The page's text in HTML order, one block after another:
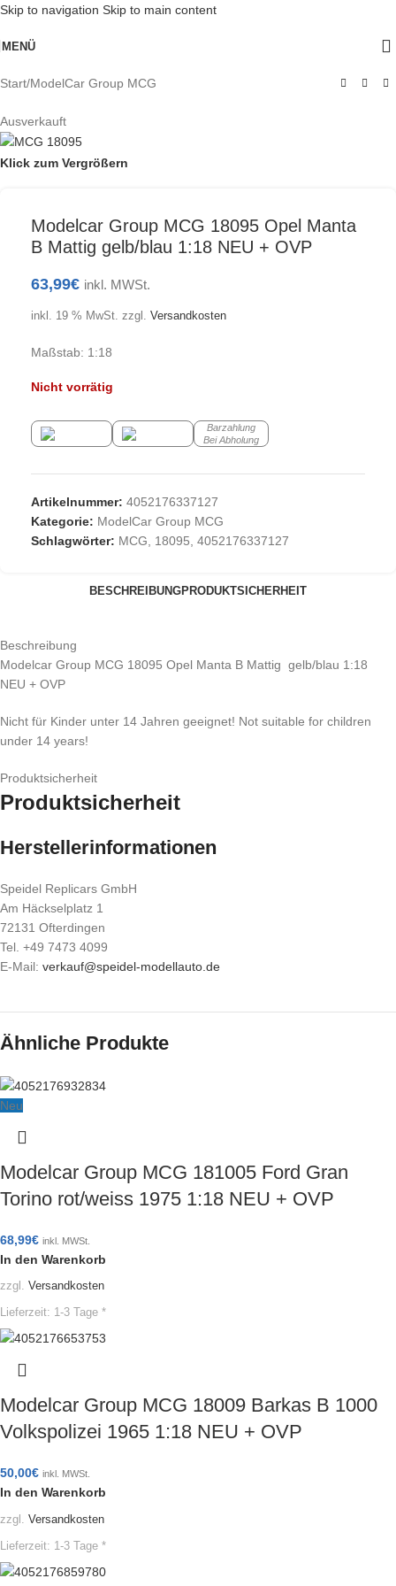
Skip to navigation Skip to main content
MENÜ
Start/ModelCar Group MCG
Ausverkauft
Klick zum Vergrößern
Modelcar Group MCG 18095 Opel Manta
B Mattig gelb/blau 1:18 NEU + OVP
63,99€ inkl. MWSt.
inkl. 19 % MwSt. zzgl. Versandkosten
Maßstab: 1:18
Nicht vorrätig
Barzahlung
Bei Abholung
Artikelnummer: 4052176337127
Kategorie: ModelCar Group MCG
Schlagwörter: MCG, 18095, 4052176337127
BESCHREIBUNGPRODUKTSICHERHEIT
Beschreibung
Modelcar Group MCG 18095 Opel Manta B Mattig gelb/blau 1:18
NEU + OVP
Nicht für Kinder unter 14 Jahren geeignet! Not suitable for children
under 14 years!
Produktsicherheit
Produktsicherheit
Herstellerinformationen
Speidel Replicars GmbH
Am Häckselplatz 1
72131 Ofterdingen
Tel. +49 7473 4099
E-Mail: verkauf@speidel-modellauto.de
Ähnliche Produkte
Neu
Modelcar Group MCG 181005 Ford Gran
Torino rot/weiss 1975 1:18 NEU + OVP
68,99€ inkl. MWSt.
In den Warenkorb
zzgl. Versandkosten
Lieferzeit: 1-3 Tage *
Modelcar Group MCG 18009 Barkas B 1000
Volkspolizei 1965 1:18 NEU + OVP
50,00€ inkl. MWSt.
In den Warenkorb
zzgl. Versandkosten
Lieferzeit: 1-3 Tage *